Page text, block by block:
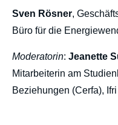
Sven Rösner,
Büro für die
Moderatorin: Jeanette
Mitarbeiterin am
Beziehungen (Cerfa), Ifri